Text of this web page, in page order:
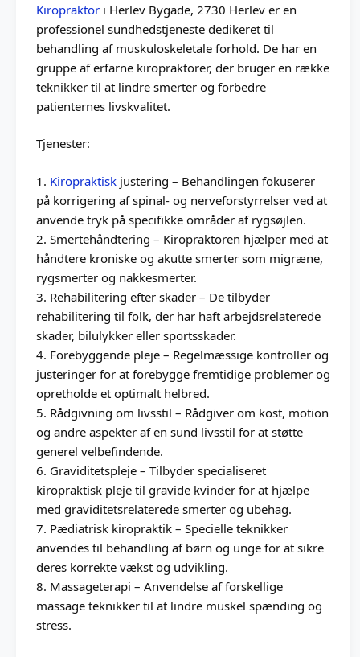
Kiropraktor i Herlev Bygade, 2730 Herlev er en
professionel sundhedstjeneste dedikeret til
behandling af muskuloskeletale forhold. De har en
gruppe af erfarne kiropraktorer, der bruger en række
teknikker til at lindre smerter og forbedre
patienternes livskvalitet.
Tjenester:
1. Kiropraktisk justering – Behandlingen fokuserer
på korrigering af spinal- og nerveforstyrrelser ved at
anvende tryk på specifikke områder af rygsøjlen.
2. Smertehåndtering – Kiropraktoren hjælper med at
håndtere kroniske og akutte smerter som migræne,
rygsmerter og nakkesmerter.
3. Rehabilitering efter skader – De tilbyder
rehabilitering til folk, der har haft arbejdsrelaterede
skader, bilulykker eller sportsskader.
4. Forebyggende pleje – Regelmæssige kontroller og
justeringer for at forebygge fremtidige problemer og
opretholde et optimalt helbred.
5. Rådgivning om livsstil – Rådgiver om kost, motion
og andre aspekter af en sund livsstil for at støtte
generel velbefindende.
6. Graviditetspleje – Tilbyder specialiseret
kiropraktisk pleje til gravide kvinder for at hjælpe
med graviditetsrelaterede smerter og ubehag.
7. Pædiatrisk kiropraktik – Specielle teknikker
anvendes til behandling af børn og unge for at sikre
deres korrekte vækst og udvikling.
8. Massageterapi – Anvendelse af forskellige
massage teknikker til at lindre muskel spænding og
stress.